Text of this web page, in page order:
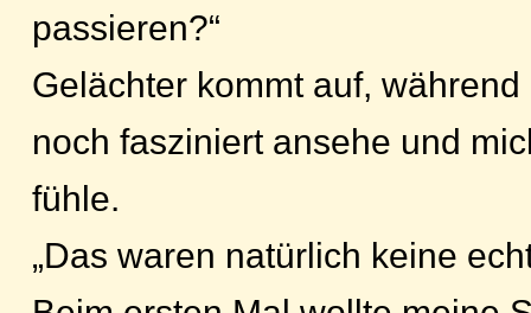
passieren?“
Gelächter kommt auf,
noch fasziniert ansehe und
fühle.
„Das waren natürlich keine